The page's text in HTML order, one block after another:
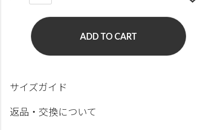
ADD TO CART
サイズガイド
返品・交換について